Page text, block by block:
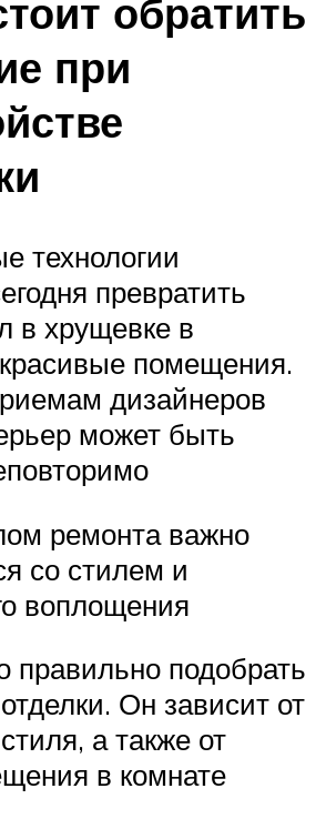
обратить
при
технологии
превратить
в хрущевке в
помещения.
дизайнеров
может быть
ремонта важно
со стилем и
воплощения
правильно подобрать
Он зависит от
а также от
в комнате